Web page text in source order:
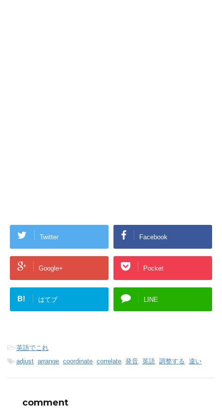
Twitter Facebook
Google+ Pocket
B! はてブ LINE
-英語でこれ
-adjust, arrange, coordinate, correlate, 発音, 英語, 調整する, 違い
comment